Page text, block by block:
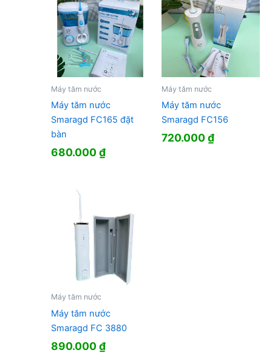
Máy tăm nước
Máy tăm nước
Smaragd FC165 đặt
bàn
680.000₫
Máy tăm nước
Máy tăm nước
Smaragd FC156
720.000₫
Máy tăm nước
Máy tăm nước
Smaragd FC 3880
890.000₫